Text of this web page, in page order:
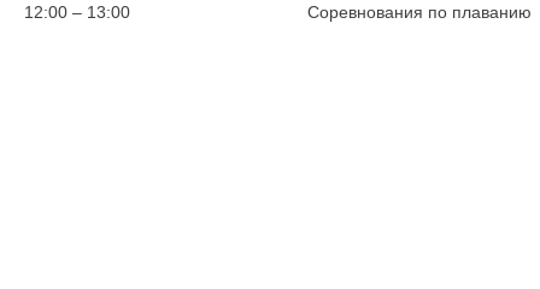
12:00 – 13:00 Соревнования по плаванию